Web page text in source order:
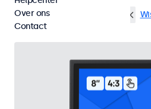
HDMI 8 inch touchscreens
Over ons
Contact